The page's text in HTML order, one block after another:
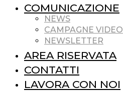
COMUNICAZIONE
NEWS
CAMPAGNE VIDEO
NEWSLETTER
AREA RISERVATA
CONTATTI
LAVORA CON NOI